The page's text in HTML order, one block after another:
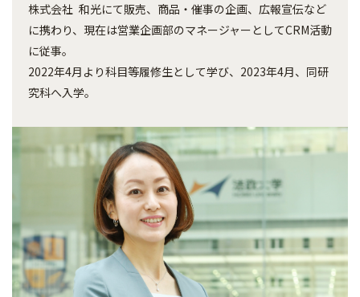
株式会社 和光にて販売、商品・催事の企画、広報宣伝など
に携わり、現在は営業企画部のマネージャーとしてCRM活動
に従事。
2022年4月より科目等履修生として学び、2023年4月、同研
究科へ入学。